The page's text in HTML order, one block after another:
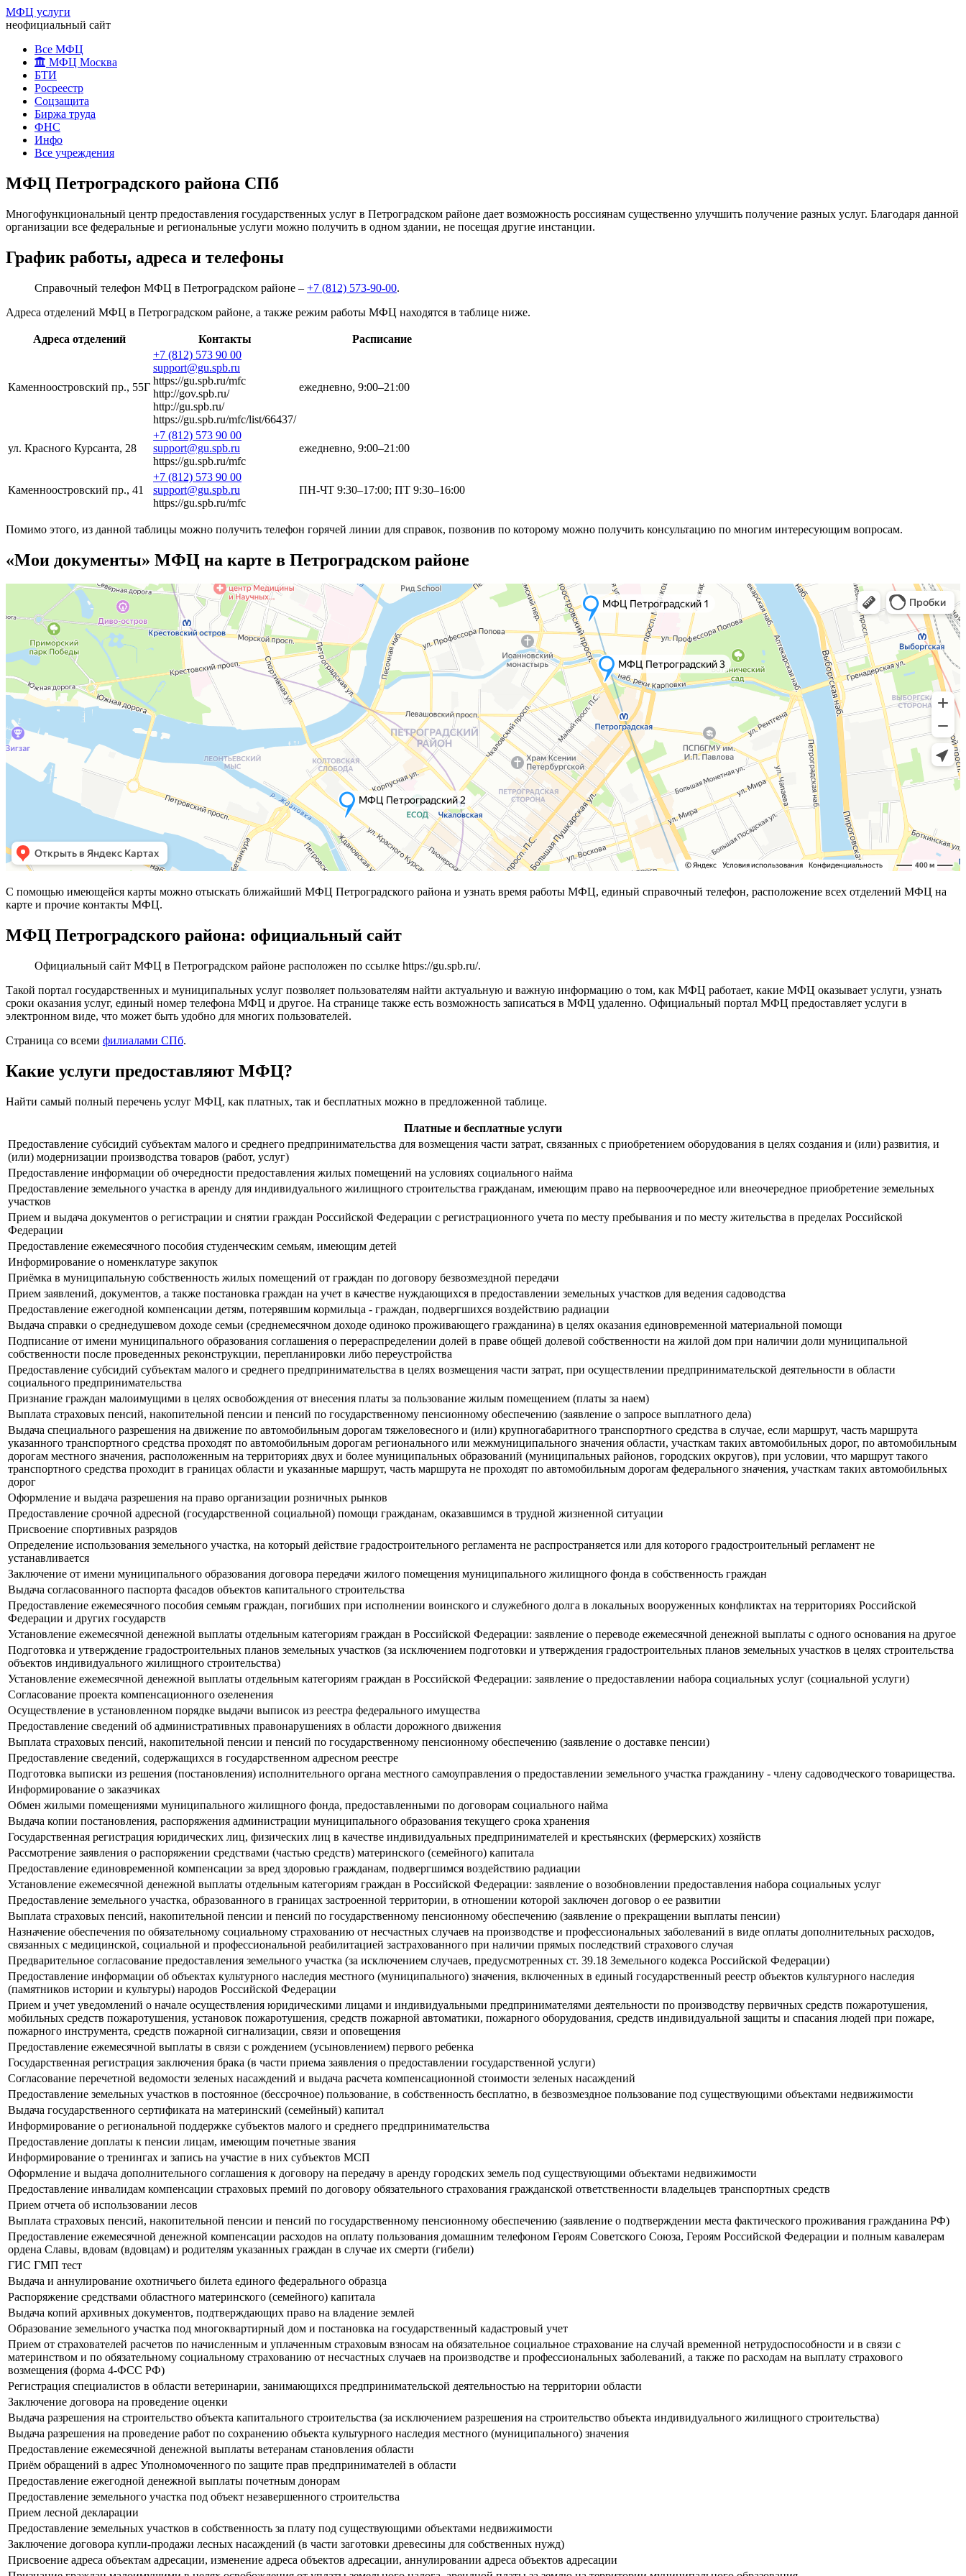
МФЦ услуги
неофициальный сайт
Все МФЦ
МФЦ Москва
БТИ
Росреестр
Соцзащита
Биржа труда
ФНС
Инфо
Все учреждения
МФЦ Петроградского района СПб
Многофункциональный центр предоставления государственных услуг в Петроградском районе дает возможность россиянам существенно улучшить получение разных услуг. Благодаря данной
организации все федеральные и региональные услуги можно получить в одном здании, не посещая другие инстанции.
График работы, адреса и телефоны
Справочный телефон МФЦ в Петроградском районе – +7 (812) 573-90-00.
Адреса отделений МФЦ в Петроградском районе, а также режим работы МФЦ находятся в таблице ниже.
Адреса отделений Контакты Расписание
Каменноостровский пр., 55Г
+7 (812) 573 90 00
support@gu.spb.ru
https://gu.spb.ru/mfc
http://gov.spb.ru/
http://gu.spb.ru/
https://gu.spb.ru/mfc/list/66437/
ежедневно, 9:00–21:00
ул. Красного Курсанта, 28
+7 (812) 573 90 00
support@gu.spb.ru
https://gu.spb.ru/mfc
ежедневно, 9:00–21:00
Каменноостровский пр., 41
+7 (812) 573 90 00
support@gu.spb.ru
https://gu.spb.ru/mfc
ПН-ЧТ 9:30–17:00; ПТ 9:30–16:00
Помимо этого, из данной таблицы можно получить телефон горячей линии для справок, позвонив по которому можно получить консультацию по многим интересующим вопросам.
«Мои документы» МФЦ на карте в Петроградском районе
С помощью имеющейся карты можно отыскать ближайший МФЦ Петроградского района и узнать время работы МФЦ, единый справочный телефон, расположение всех отделений МФЦ на
карте и прочие контакты МФЦ.
МФЦ Петроградского района: официальный сайт
Официальный сайт МФЦ в Петроградском районе расположен по ссылке https://gu.spb.ru/.
Такой портал государственных и муниципальных услуг позволяет пользователям найти актуальную и важную информацию о том, как МФЦ работает, какие МФЦ оказывает услуги, узнать
сроки оказания услуг, единый номер телефона МФЦ и другое. На странице также есть возможность записаться в МФЦ удаленно. Официальный портал МФЦ предоставляет услуги в
электронном виде, что может быть удобно для многих пользователей.
Страница со всеми филиалами СПб.
Какие услуги предоставляют МФЦ?
Найти самый полный перечень услуг МФЦ, как платных, так и бесплатных можно в предложенной таблице.
Платные и бесплатные услуги
Предоставление субсидий субъектам малого и среднего предпринимательства для возмещения части затрат, связанных с приобретением оборудования в целях создания и (или) развития, и
(или) модернизации производства товаров (работ, услуг)
Предоставление информации об очередности предоставления жилых помещений на условиях социального найма
Предоставление земельного участка в аренду для индивидуального жилищного строительства гражданам, имеющим право на первоочередное или внеочередное приобретение земельных
участков
Прием и выдача документов о регистрации и снятии граждан Российской Федерации с регистрационного учета по месту пребывания и по месту жительства в пределах Российской
Федерации
Предоставление ежемесячного пособия студенческим семьям, имеющим детей
Информирование о номенклатуре закупок
Приёмка в муниципальную собственность жилых помещений от граждан по договору безвозмездной передачи
Прием заявлений, документов, а также постановка граждан на учет в качестве нуждающихся в предоставлении земельных участков для ведения садоводства
Предоставление ежегодной компенсации детям, потерявшим кормильца - граждан, подвергшихся воздействию радиации
Выдача справки о среднедушевом доходе семьи (среднемесячном доходе одиноко проживающего гражданина) в целях оказания единовременной материальной помощи
Подписание от имени муниципального образования соглашения о перераспределении долей в праве общей долевой собственности на жилой дом при наличии доли муниципальной
собственности после проведенных реконструкции, перепланировки либо переустройства
Предоставление субсидий субъектам малого и среднего предпринимательства в целях возмещения части затрат, при осуществлении предпринимательской деятельности в области
социального предпринимательства
Признание граждан малоимущими в целях освобождения от внесения платы за пользование жилым помещением (платы за наем)
Выплата страховых пенсий, накопительной пенсии и пенсий по государственному пенсионному обеспечению (заявление о запросе выплатного дела)
Выдача специального разрешения на движение по автомобильным дорогам тяжеловесного и (или) крупногабаритного транспортного средства в случае, если маршрут, часть маршрута
указанного транспортного средства проходят по автомобильным дорогам регионального или межмуниципального значения области, участкам таких автомобильных дорог, по автомобильным
дорогам местного значения, расположенным на территориях двух и более муниципальных образований (муниципальных районов, городских округов), при условии, что маршрут такого
транспортного средства проходит в границах области и указанные маршрут, часть маршрута не проходят по автомобильным дорогам федерального значения, участкам таких автомобильных
дорог
Оформление и выдача разрешения на право организации розничных рынков
Предоставление срочной адресной (государственной социальной) помощи гражданам, оказавшимся в трудной жизненной ситуации
Присвоение спортивных разрядов
Определение использования земельного участка, на который действие градостроительного регламента не распространяется или для которого градостроительный регламент не
устанавливается
Заключение от имени муниципального образования договора передачи жилого помещения муниципального жилищного фонда в собственность граждан
Выдача согласованного паспорта фасадов объектов капитального строительства
Предоставление ежемесячного пособия семьям граждан, погибших при исполнении воинского и служебного долга в локальных вооруженных конфликтах на территориях Российской
Федерации и других государств
Установление ежемесячной денежной выплаты отдельным категориям граждан в Российской Федерации: заявление о переводе ежемесячной денежной выплаты с одного основания на другое
Подготовка и утверждение градостроительных планов земельных участков (за исключением подготовки и утверждения градостроительных планов земельных участков в целях строительства
объектов индивидуального жилищного строительства)
Установление ежемесячной денежной выплаты отдельным категориям граждан в Российской Федерации: заявление о предоставлении набора социальных услуг (социальной услуги)
Согласование проекта компенсационного озеленения
Осуществление в установленном порядке выдачи выписок из реестра федерального имущества
Предоставление сведений об административных правонарушениях в области дорожного движения
Выплата страховых пенсий, накопительной пенсии и пенсий по государственному пенсионному обеспечению (заявление о доставке пенсии)
Предоставление сведений, содержащихся в государственном адресном реестре
Подготовка выписки из решения (постановления) исполнительного органа местного самоуправления о предоставлении земельного участка гражданину - члену садоводческого товарищества.
Информирование о заказчиках
Обмен жилыми помещениями муниципального жилищного фонда, предоставленными по договорам социального найма
Выдача копии постановления, распоряжения администрации муниципального образования текущего срока хранения
Государственная регистрация юридических лиц, физических лиц в качестве индивидуальных предпринимателей и крестьянских (фермерских) хозяйств
Рассмотрение заявления о распоряжении средствами (частью средств) материнского (семейного) капитала
Предоставление единовременной компенсации за вред здоровью гражданам, подвергшимся воздействию радиации
Установление ежемесячной денежной выплаты отдельным категориям граждан в Российской Федерации: заявление о возобновлении предоставления набора социальных услуг
Предоставление земельного участка, образованного в границах застроенной территории, в отношении которой заключен договор о ее развитии
Выплата страховых пенсий, накопительной пенсии и пенсий по государственному пенсионному обеспечению (заявление о прекращении выплаты пенсии)
Назначение обеспечения по обязательному социальному страхованию от несчастных случаев на производстве и профессиональных заболеваний в виде оплаты дополнительных расходов,
связанных с медицинской, социальной и профессиональной реабилитацией застрахованного при наличии прямых последствий страхового случая
Предварительное согласование предоставления земельного участка (за исключением случаев, предусмотренных ст. 39.18 Земельного кодекса Российской Федерации)
Предоставление информации об объектах культурного наследия местного (муниципального) значения, включенных в единый государственный реестр объектов культурного наследия
(памятников истории и культуры) народов Российской Федерации
Прием и учет уведомлений о начале осуществления юридическими лицами и индивидуальными предпринимателями деятельности по производству первичных средств пожаротушения,
мобильных средств пожаротушения, установок пожаротушения, средств пожарной автоматики, пожарного оборудования, средств индивидуальной защиты и спасания людей при пожаре,
пожарного инструмента, средств пожарной сигнализации, связи и оповещения
Предоставление ежемесячной выплаты в связи с рождением (усыновлением) первого ребенка
Государственная регистрация заключения брака (в части приема заявления о предоставлении государственной услуги)
Согласование перечетной ведомости зеленых насаждений и выдача расчета компенсационной стоимости зеленых насаждений
Предоставление земельных участков в постоянное (бессрочное) пользование, в собственность бесплатно, в безвозмездное пользование под существующими объектами недвижимости
Выдача государственного сертификата на материнский (семейный) капитал
Информирование о региональной поддержке субъектов малого и среднего предпринимательства
Предоставление доплаты к пенсии лицам, имеющим почетные звания
Информирование о тренингах и запись на участие в них субъектов МСП
Оформление и выдача дополнительного соглашения к договору на передачу в аренду городских земель под существующими объектами недвижимости
Предоставление инвалидам компенсации страховых премий по договору обязательного страхования гражданской ответственности владельцев транспортных средств
Прием отчета об использовании лесов
Выплата страховых пенсий, накопительной пенсии и пенсий по государственному пенсионному обеспечению (заявление о подтверждении места фактического проживания гражданина РФ)
Предоставление ежемесячной денежной компенсации расходов на оплату пользования домашним телефоном Героям Советского Союза, Героям Российской Федерации и полным кавалерам
ордена Славы, вдовам (вдовцам) и родителям указанных граждан в случае их смерти (гибели)
ГИС ГМП тест
Выдача и аннулирование охотничьего билета единого федерального образца
Распоряжение средствами областного материнского (семейного) капитала
Выдача копий архивных документов, подтверждающих право на владение землей
Образование земельного участка под многоквартирный дом и постановка на государственный кадастровый учет
Прием от страхователей расчетов по начисленным и уплаченным страховым взносам на обязательное социальное страхование на случай временной нетрудоспособности и в связи с
материнством и по обязательному социальному страхованию от несчастных случаев на производстве и профессиональных заболеваний, а также по расходам на выплату страхового
возмещения (форма 4-ФСС РФ)
Регистрация специалистов в области ветеринарии, занимающихся предпринимательской деятельностью на территории области
Заключение договора на проведение оценки
Выдача разрешения на строительство объекта капитального строительства (за исключением разрешения на строительство объекта индивидуального жилищного строительства)
Выдача разрешения на проведение работ по сохранению объекта культурного наследия местного (муниципального) значения
Предоставление ежемесячной денежной выплаты ветеранам становления области
Приём обращений в адрес Уполномоченного по защите прав предпринимателей в области
Предоставление ежегодной денежной выплаты почетным донорам
Предоставление земельного участка под объект незавершенного строительства
Прием лесной декларации
Предоставление земельных участков в собственность за плату под существующими объектами недвижимости
Заключение договора купли-продажи лесных насаждений (в части заготовки древесины для собственных нужд)
Присвоение адреса объектам адресации, изменение адреса объектов адресации, аннулировании адреса объектов адресации